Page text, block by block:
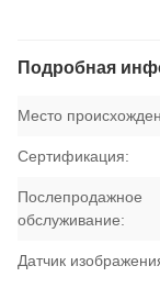
Подробная
Место
Сертификация:
Послепродажное
обслуживание:
Датчик